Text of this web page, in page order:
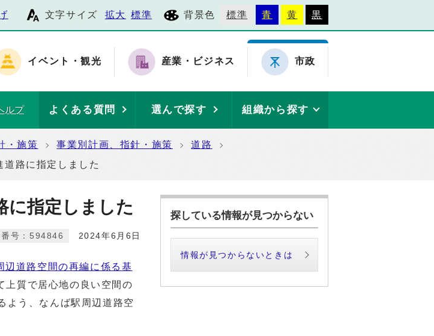
文字サイズ 拡大 標準 背景色 標準 青 黄 黒
イベント・観光 産業・ビジネス 市政
ルプ よくある質問 選んで探す 組織から探す
・施策 事業別計画、指針・施策
道路
路に指定しました
に指定しました
2024年6月6日
号：594846
辺道路空間の再編に係る基
上質で居心地の良い空間の
よう、なんば駅周辺道路空
探している情報が見つからない
情報が見つからないときは